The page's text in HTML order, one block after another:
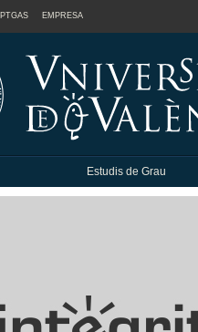
PTGAS EMPRESA
Estudis de Grau